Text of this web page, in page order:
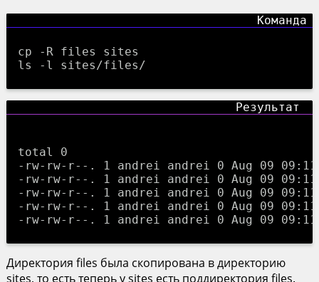
cp -R files sites
ls -l sites/files/
total 0
-rw-rw-r--. 1 andrei andrei 0 Aug 09
-rw-rw-r--. 1 andrei andrei 0 Aug 09
-rw-rw-r--. 1 andrei andrei 0 Aug 09
-rw-rw-r--. 1 andrei andrei 0 Aug 09
Директория files была скопирована в директорию
sites, то есть теперь у sites есть поддиректория files.